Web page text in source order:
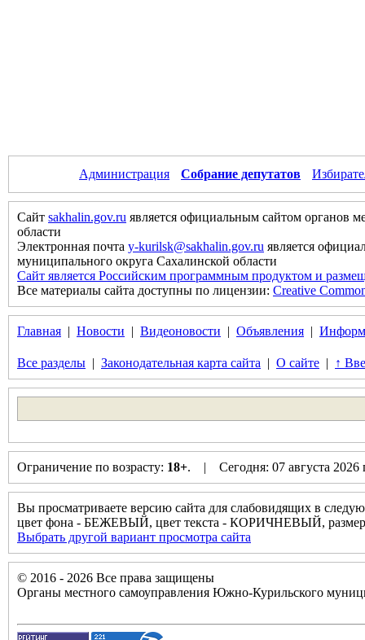
Администрация Собрание депутатов
Сайт sakhalin.gov.ru является официальным сайтом органов
области
Электронная почта y-kurilsk@sakhalin.gov.ru является
муниципального округа Сахалинской области
Сайт является Российским программным продуктом и
Все материалы сайта доступны по лицензии: Creative
Главная | Новости | Видеоновости | Объявления |
Все разделы | Законодательная карта сайта | О сайте | ↑
Ограничение по возрасту: 18+. | Сегодня: 07 августа
Вы просматриваете версию сайта для слабовидящих в
цвет фона - БЕЖЕВЫЙ, цвет текста - КОРИЧНЕВЫЙ,
Выбрать другой вариант просмотра сайта
© 2016 - 2026 Все права защищены
Органы местного самоуправления Южно-Курильского